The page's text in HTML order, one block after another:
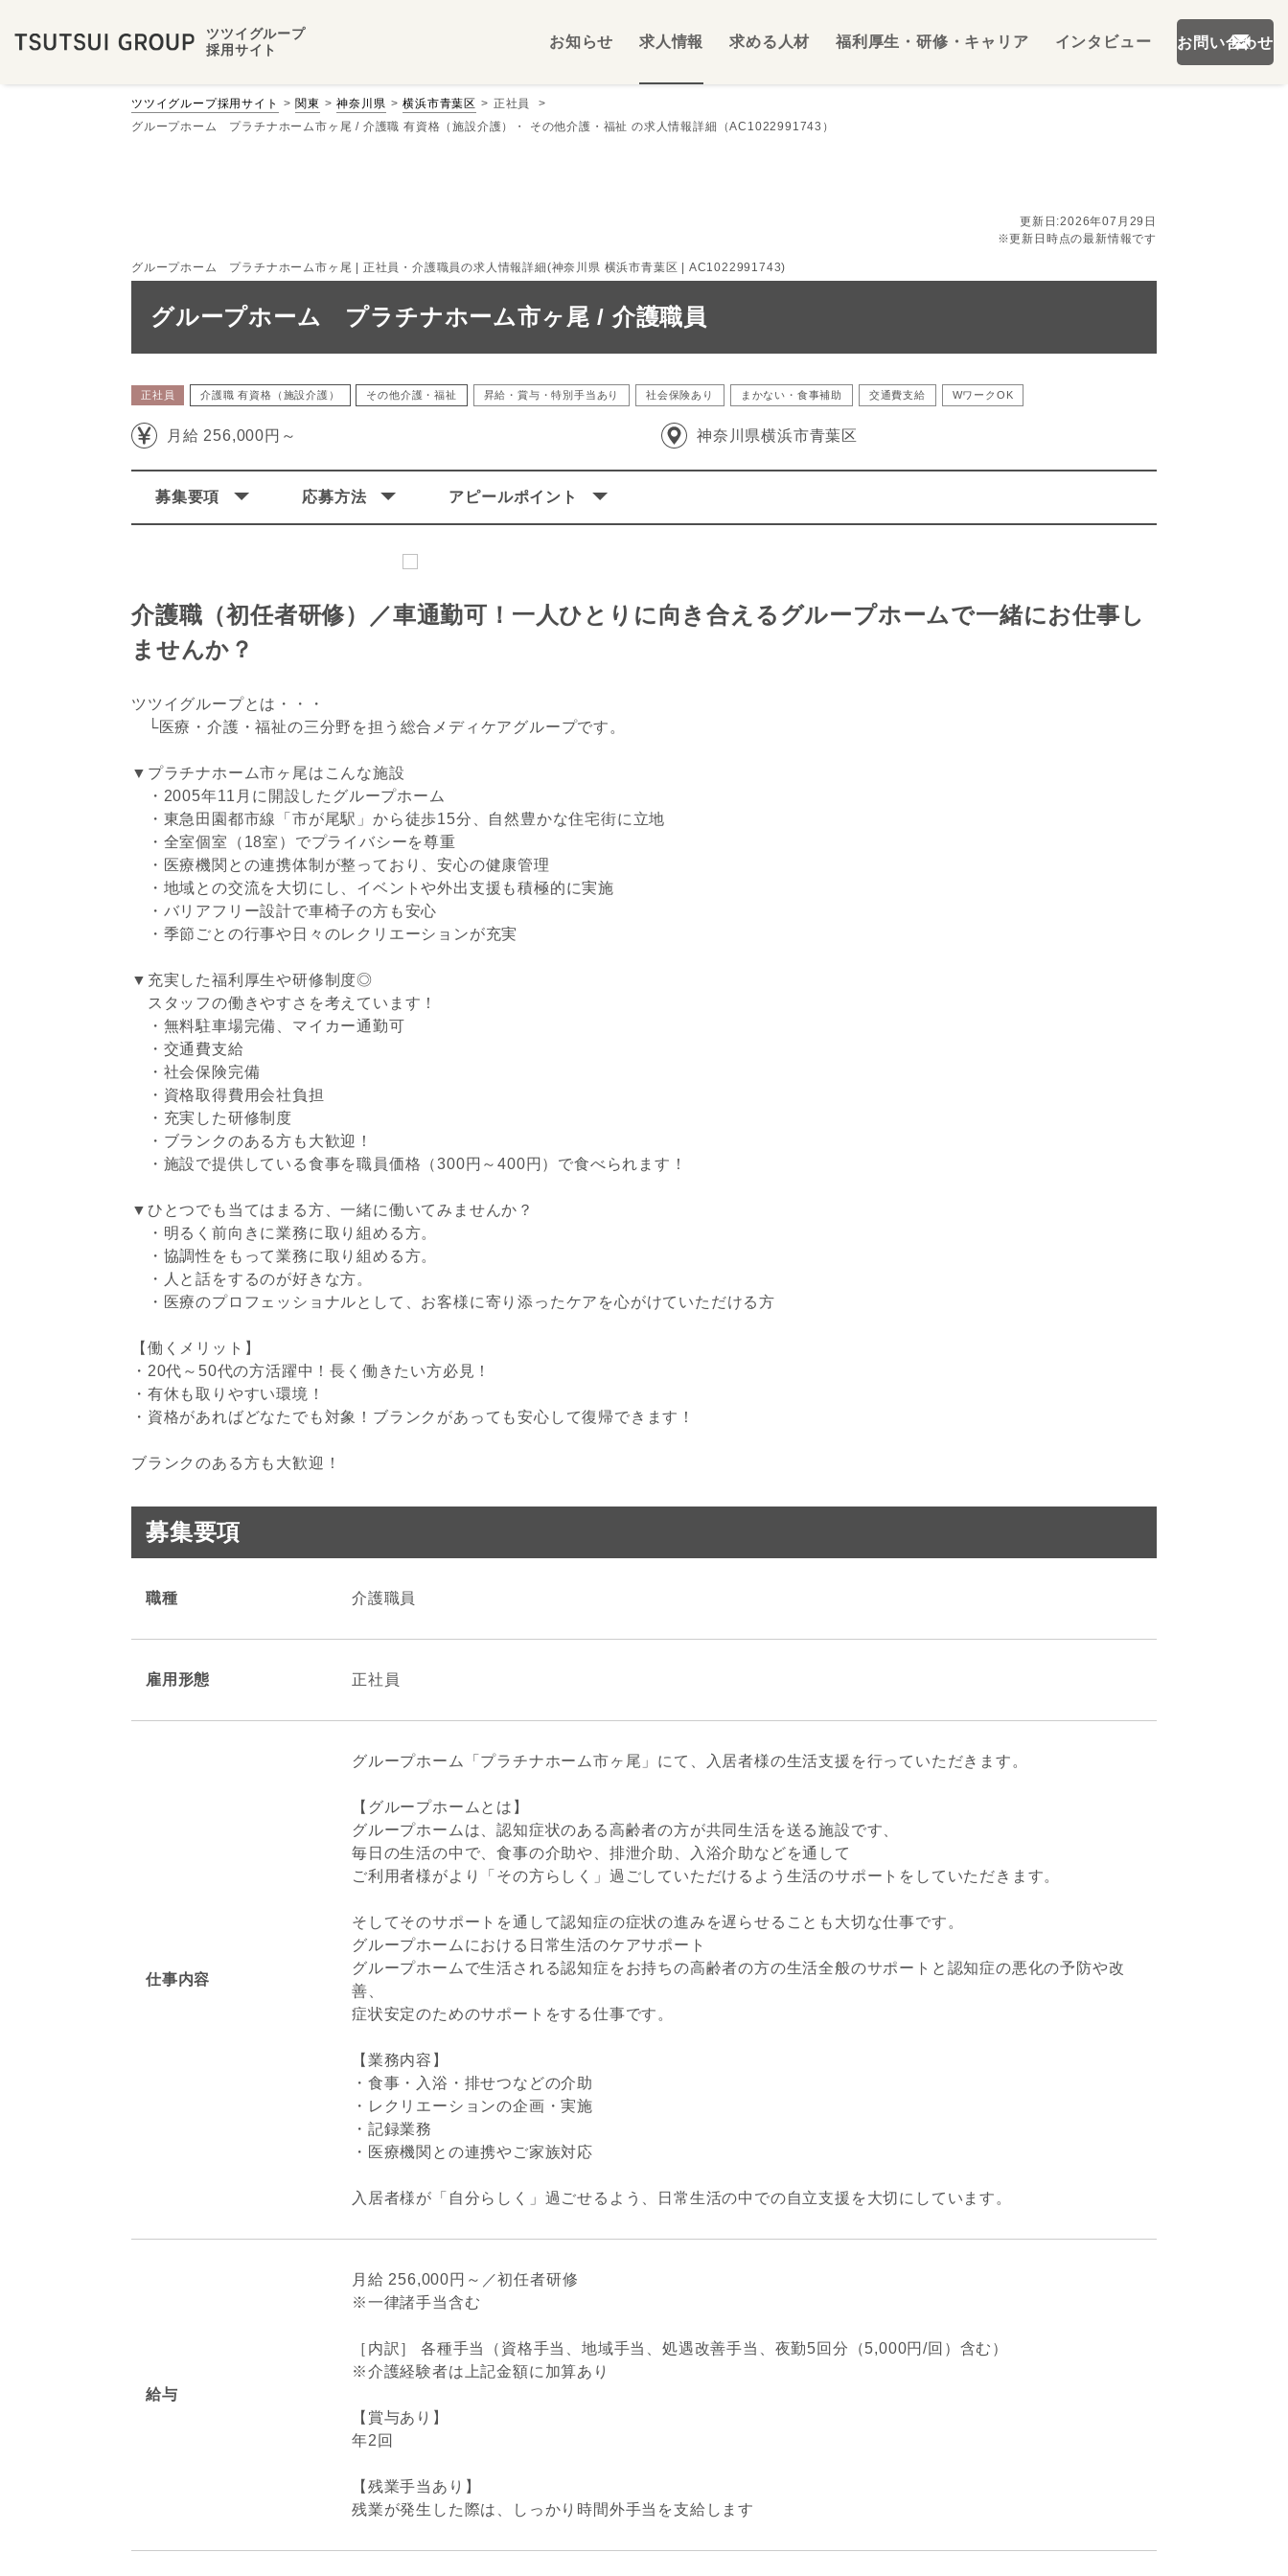
ツツイグループ
採用サイト
お知らせ 求人情報 求める人材 福利厚生・研修・キャリア インタビュー お問い合わせ
ツツイグループ採用サイト 関東 神奈川県 横浜市青葉区
正社員
グループホーム プラチナホーム市ヶ尾 / 介護職 有資格（施設介護）・ その他介護・福祉 の求人情報詳細（AC1022991743）
更新日:2026年07月29日
※更新日時点の最新情報です
グループホーム プラチナホーム市ヶ尾 | 正社員・介護職員の求人情報詳細(神奈川県 横浜市青葉区 | AC1022991743)
グループホーム プラチナホーム市ヶ尾 / 介護職員
正社員 介護職 有資格（施設介護） その他介護・福祉 昇給・賞与・特別手当あり 社会保険あり まかない・食事補助 交通費支給 WワークOK
月給 256,000円～ 神奈川県横浜市青葉区
募集要項 応募方法 アピールポイント
介護職（初任者研修）／車通勤可！一人ひとりに向き合えるグループホームで一緒にお仕事し
ませんか？
ツツイグループとは・・・
└医療・介護・福祉の三分野を担う総合メディケアグループです。
▼プラチナホーム市ヶ尾はこんな施設
・2005年11月に開設したグループホーム
・東急田園都市線「市が尾駅」から徒歩15分、自然豊かな住宅街に立地
・全室個室（18室）でプライバシーを尊重
・医療機関との連携体制が整っており、安心の健康管理
・地域との交流を大切にし、イベントや外出支援も積極的に実施
・バリアフリー設計で車椅子の方も安心
・季節ごとの行事や日々のレクリエーションが充実
▼充実した福利厚生や研修制度◎
スタッフの働きやすさを考えています！
・無料駐車場完備、マイカー通勤可
・交通費支給
・社会保険完備
・資格取得費用会社負担
・充実した研修制度
・ブランクのある方も大歓迎！
・施設で提供している食事を職員価格（300円～400円）で食べられます！
▼ひとつでも当てはまる方、一緒に働いてみませんか？
・明るく前向きに業務に取り組める方。
・協調性をもって業務に取り組める方。
・人と話をするのが好きな方。
・医療のプロフェッショナルとして、お客様に寄り添ったケアを心がけていただける方
【働くメリット】
・20代～50代の方活躍中！長く働きたい方必見！
・有休も取りやすい環境！
・資格があればどなたでも対象！ブランクがあっても安心して復帰できます！
ブランクのある方も大歓迎！
募集要項
職種 介護職員
雇用形態 正社員
仕事内容
グループホーム「プラチナホーム市ヶ尾」にて、入居者様の生活支援を行っていただきます。
【グループホームとは】
グループホームは、認知症状のある高齢者の方が共同生活を送る施設です、
毎日の生活の中で、食事の介助や、排泄介助、入浴介助などを通して
ご利用者様がより「その方らしく」過ごしていただけるよう生活のサポートをしていただきます。
そしてそのサポートを通して認知症の症状の進みを遅らせることも大切な仕事です。
グループホームにおける日常生活のケアサポート
グループホームで生活される認知症をお持ちの高齢者の方の生活全般のサポートと認知症の悪化の予防や改
善、
症状安定のためのサポートをする仕事です。
【業務内容】
・食事・入浴・排せつなどの介助
・レクリエーションの企画・実施
・記録業務
・医療機関との連携やご家族対応
入居者様が「自分らしく」過ごせるよう、日常生活の中での自立支援を大切にしています。
給与
月給 256,000円～／初任者研修
※一律諸手当含む
［内訳］ 各種手当（資格手当、地域手当、処遇改善手当、夜勤5回分（5,000円/回）含む）
※介護経験者は上記金額に加算あり
【賞与あり】
年2回
【残業手当あり】
残業が発生した際は、しっかり時間外手当を支給します